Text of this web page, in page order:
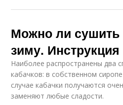
Можно ли сушить
зиму. Инструкция
Наиболее распространены два
кабачков: в собственном
случае кабачки получаются
заменяют любые сладости.